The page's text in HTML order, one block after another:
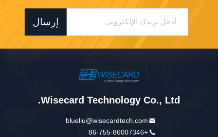
إرسال
Wisecard Technology Co., Ltd.
blueliu@wisecardtech.com
+86-755-86007346